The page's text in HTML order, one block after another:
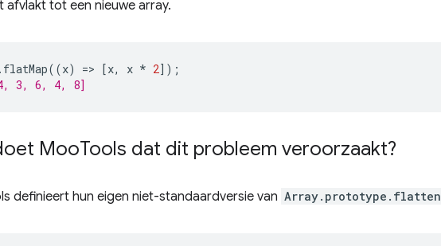
afvlakt tot een nieuwe array.
flatMap((x) => [x, x * 2]);
3, 6, 4, 8]
MooTools dat dit probleem veroorzaakt?
definieert hun eigen niet-standaardversie van Array.prototype.flatten